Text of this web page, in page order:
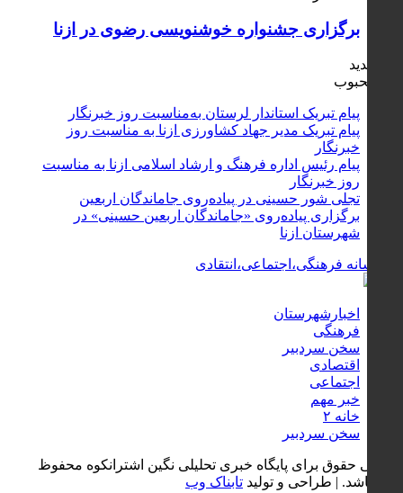
برگزاری جشنواره خوشنویسی رضوی در ازنا
جدید
محبوب
پیام تبریک استاندار لرستان به‌مناسبت روز خبرنگار
پیام تبریک مدیر جهاد کشاورزی ازنا به مناسبت روز
خبرنگار
پیام رئیس اداره فرهنگ و ارشاد اسلامی ازنا به مناسبت
روز خبرنگار
تجلی شور حسینی در پیاده‌روی جاماندگان اربعین
برگزاری پیاده‌روی «جاماندگان اربعین حسینی» در
شهرستان ازنا
اخبارشهرستان
فرهنگی
سخن سردبیر
اقتصادی
اجتماعی
خبر مهم
خانه ۲
سخن سردبیر
تمامی حقوق برای پایگاه خبری تحلیلی نگین اشترانکوه محفوظ
می باشد. | طراحی و تولید تابناک وب